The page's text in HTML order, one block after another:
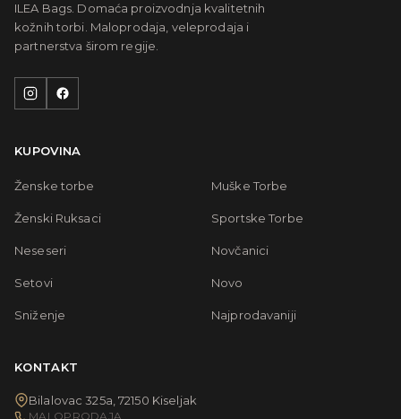
ILEA Bags. Domaća proizvodnja kvalitetnih
kožnih torbi. Maloprodaja, veleprodaja i
partnerstva širom regije.
KUPOVINA
Ženske torbe Muške Torbe
Ženski Ruksaci Sportske Torbe
Neseseri Novčanici
Setovi Novo
Sniženje Najprodavaniji
KONTAKT
Bilalovac 325a, 72150 Kiseljak
MALOPRODAJA